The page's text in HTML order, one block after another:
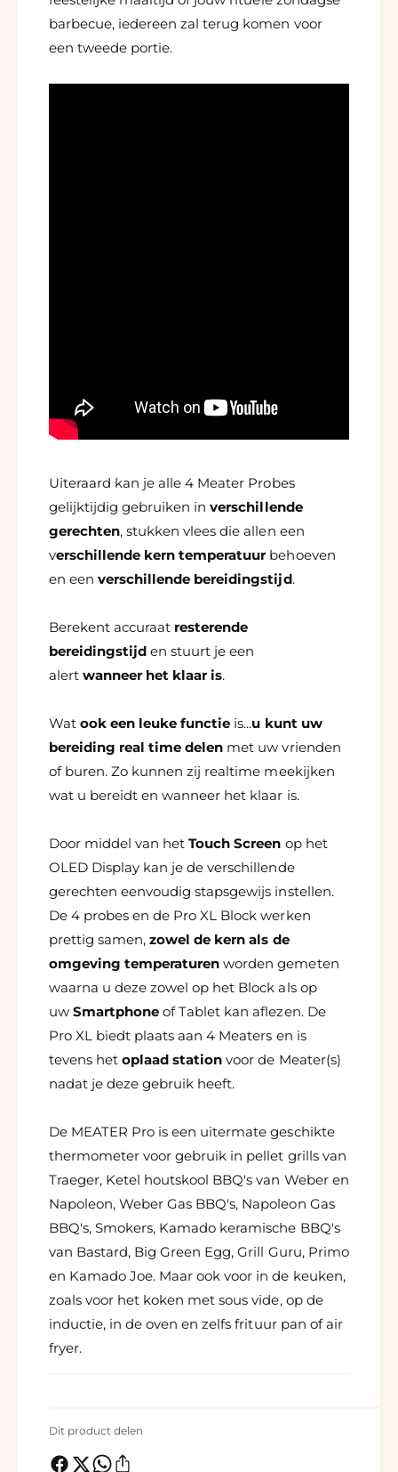
barbecue, iedereen zal terug komen voor
een tweede portie.
Uiteraard kan je alle 4 Meater Probes
gelijktijdig gebruiken inverschillende
gerechten, stukken vlees die allen een
verschillende kern temperatuur behoeven
en eenverschillende bereidingstijd.
Berekent accuraat resterende
bereidingstijd en stuurt je een
alert wanneer het klaar is.
Watook een leuke functie is...u kunt uw
bereiding real time delen met uw vrienden
of buren. Zo kunnen zij realtime meekijken
wat u bereidt en wanneer het klaar is.
Door middel van hetTouch Screen op het
OLED Display kan je de verschillende
gerechten eenvoudig stapsgewijs instellen.
De 4 probes en de Pro XL Block werken
prettig samen,zowel de kern als de
omgeving temperaturen worden gemeten
waarna u deze zowel op het Block als op
uwSmartphone of Tablet kan aflezen. De
Pro XL biedt plaats aan 4 Meaters en is
tevens hetoplaad station voor de Meater(s)
nadat je deze gebruik heeft.
De MEATER Pro is een uitermate geschikte
thermometer voor gebruik in pellet grills van
Traeger, Ketel houtskool BBQ's van Weber en
Napoleon, Weber Gas BBQ's, Napoleon Gas
BBQ's, Smokers, Kamado keramische BBQ's
van Bastard, Big Green Egg, Grill Guru, Primo
en Kamado Joe. Maar ook voor in de keuken,
zoals voor het koken met sous vide, op de
inductie, in de oven en zelfs frituur pan of air
fryer.
Dit product delen